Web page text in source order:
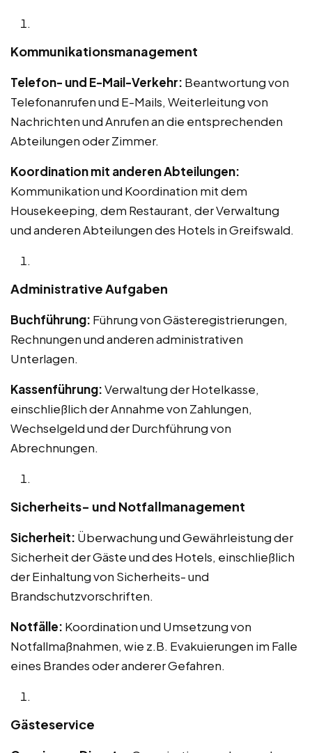
Kommunikationsmanagement
Telefon- und E-Mail-Verkehr: Beantwortung von
Telefonanrufen und E-Mails, Weiterleitung von
Nachrichten und Anrufen an die entsprechenden
Abteilungen oder Zimmer.
Koordination mit anderen Abteilungen:
Kommunikation und Koordination mit dem
Housekeeping, dem Restaurant, der Verwaltung
und anderen Abteilungen des Hotels in Greifswald.
Administrative Aufgaben
Buchführung: Führung von Gästeregistrierungen,
Rechnungen und anderen administrativen
Unterlagen.
Kassenführung:Verwaltung der Hotelkasse,
einschließlich der Annahme von Zahlungen,
Wechselgeld und der Durchführung von
Abrechnungen.
Sicherheits- und Notfallmanagement
Sicherheit: Überwachung und Gewährleistung der
Sicherheit der Gäste und des Hotels, einschließlich
der Einhaltung von Sicherheits- und
Brandschutzvorschriften.
Notfälle: Koordination und Umsetzung von
Notfallmaßnahmen, wie z.B. Evakuierungen im Falle
eines Brandes oder anderer Gefahren.
Gästeservice